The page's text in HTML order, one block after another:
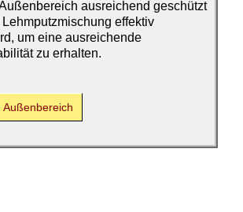
ausreichend geschützt
effektiv
um eine ausreichende
zu erhalten.
Außen­bereich